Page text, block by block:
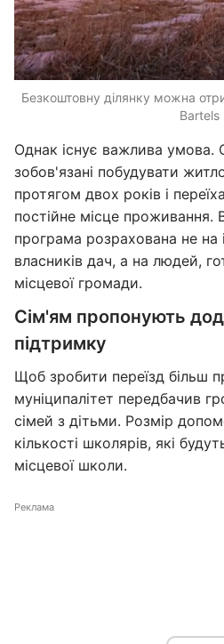
Безкоштовну ділянку можна
Bartels
Однак існує важлива умова.
зобов'язані побудувати
протягом двох років і
постійне місце проживання.
програма розрахована не на
власників дач, а на людей,
місцевої громади.
Сім'ям пропонують
підтримку
Щоб зробити переїзд більш
муніципалітет передбачив
сімей з дітьми. Розмір
кількості школярів, які
місцевої школи.
Реклама